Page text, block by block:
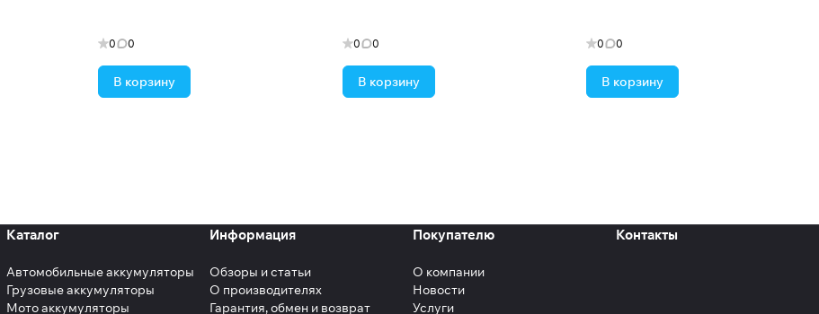
0 0
В корзину
0 0
В корзину
0 0
В корзину
Каталог
Автомобильные аккумуляторы
Грузовые аккумуляторы
Мото аккумуляторы
Информация
Обзоры и статьи
О производителях
Гарантия, обмен и возврат
Покупателю
О компании
Новости
Услуги
Контакты